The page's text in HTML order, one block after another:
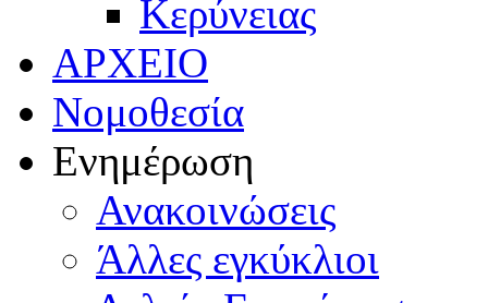
Κερύνειας
ΑΡΧΕΙΟ
Νομοθεσία
Ενημέρωση
Ανακοινώσεις
Άλλες εγκύκλιοι